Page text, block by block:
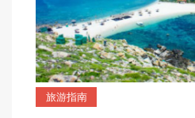
旅游指南